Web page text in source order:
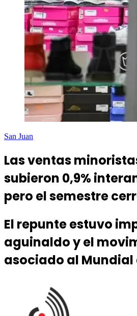
San Juan
Las ventas
subieron 0,9%
pero el semestre
El repunte estuvo
aguinaldo y el
asociado al Mundial